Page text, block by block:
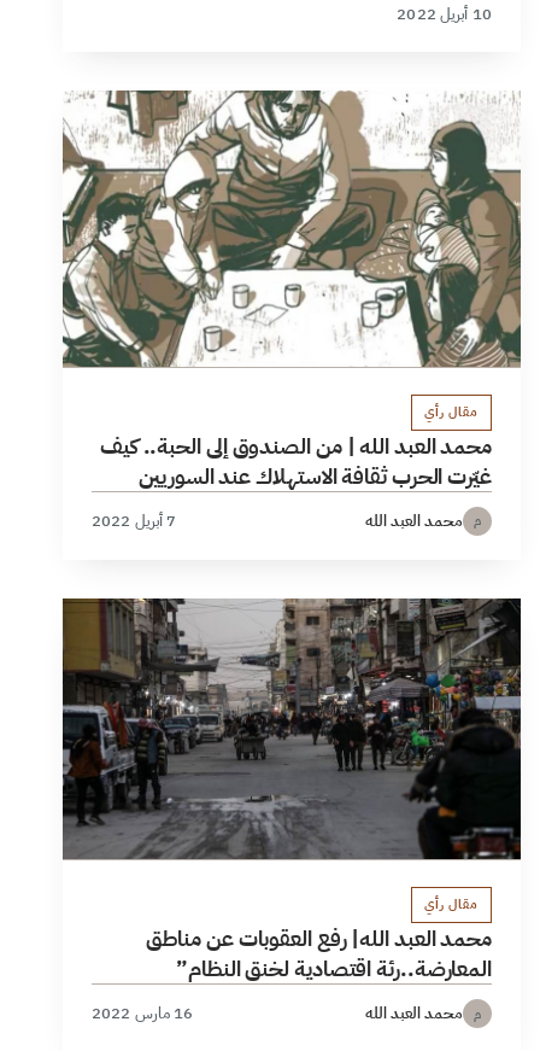
10 أبريل 2022
مقال رأي
محمد العبد الله | من الصندوق إلى الحبة.. كيف
غيّرت الحرب ثقافة الاستهلاك عند السوريين
م محمد العبد الله 7 أبريل 2022
مقال رأي
محمد العبد الله| رفع العقوبات عن مناطق
المعارضة..رئة اقتصادية لخنق النظام”
م محمد العبد الله 16 مارس 2022